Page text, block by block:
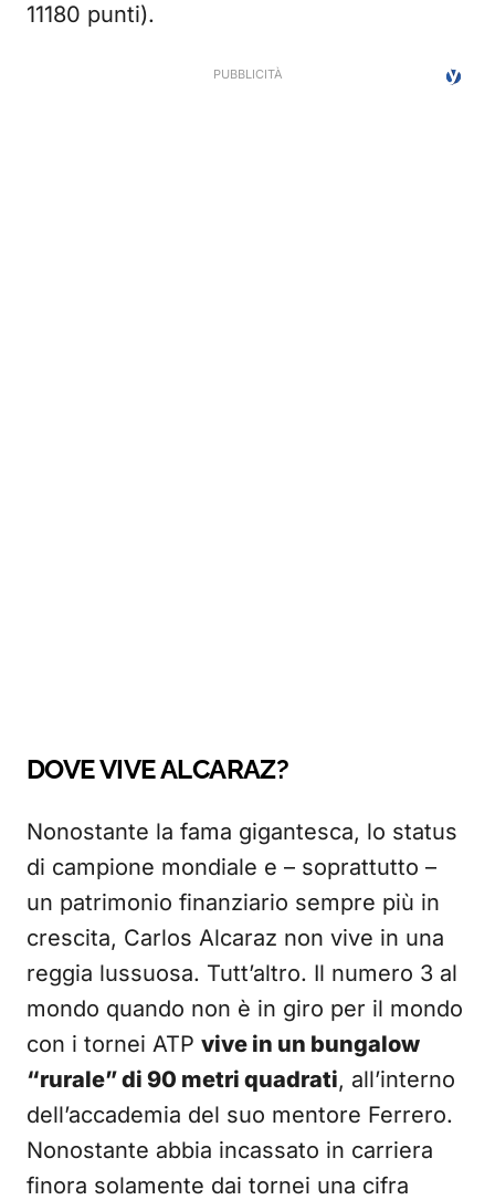
11180 punti).
DOVE VIVE ALCARAZ?
Nonostante la fama gigantesca, lo status
di campione mondiale e – soprattutto –
un patrimonio finanziario sempre più in
crescita, Carlos Alcaraz non vive in una
reggia lussuosa. Tutt’altro. Il numero 3 al
mondo quando non è in giro per il mondo
con i tornei ATP vive in un bungalow
“rurale” di 90 metri quadrati, all’interno
dell’accademia del suo mentore Ferrero.
Nonostante abbia incassato in carriera
finora solamente dai tornei una cifra